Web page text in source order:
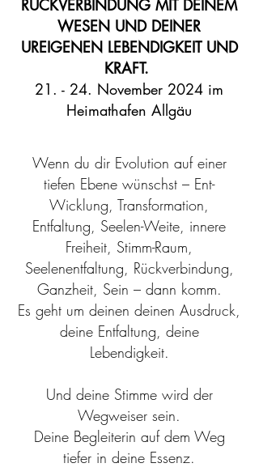
RÜCKVERBINDUNG MIT DEINEM
WESEN UND DEINER
UREIGENEN LEBENDIGKEIT UND
KRAFT.
21. - 24. November 2024 im
Heimathafen Allgäu
Wenn du dir Evolution auf einer
tiefen Ebene wünschst – Ent-
Wicklung, Transformation,
Entfaltung, Seelen-Weite, innere
Freiheit, Stimm-Raum,
Seelenentfaltung, Rückverbindung,
Ganzheit, Sein – dann komm.
Es geht um deinen deinen Ausdruck,
deine Entfaltung, deine
Lebendigkeit.
Und deine Stimme wird der
Wegweiser sein.
Deine Begleiterin auf dem Weg
tiefer in deine Essenz.